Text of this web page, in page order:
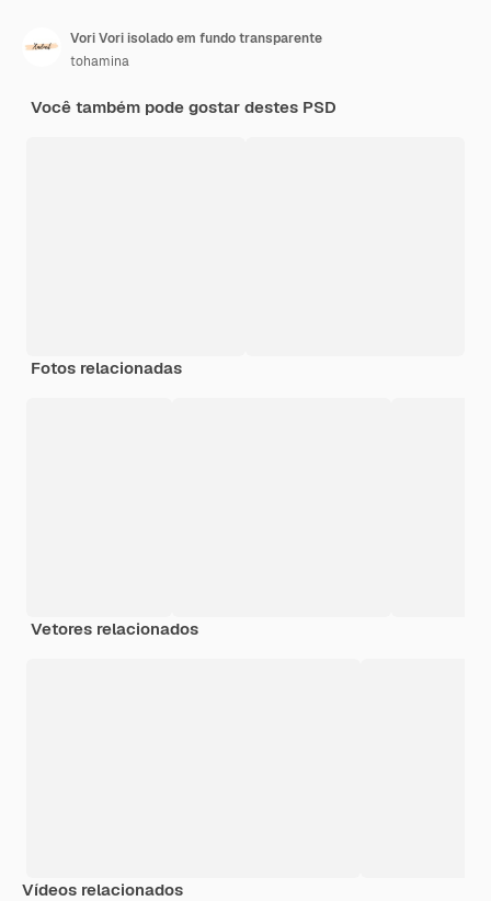
Vori Vori isolado em fundo transparente
tohamina
Você também pode gostar destes PSD
Fotos relacionadas
Vetores relacionados
Vídeos relacionados